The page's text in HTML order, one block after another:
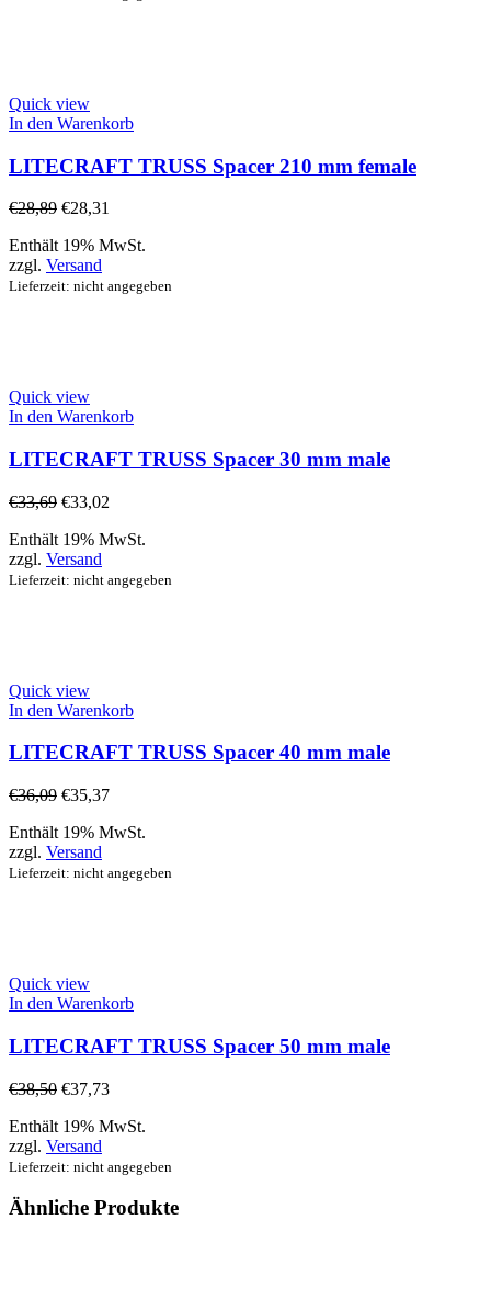
Quick view
In den Warenkorb
LITECRAFT TRUSS Spacer 210 mm female
€28,89 €28,31
Enthält 19% MwSt.
zzgl. Versand
Lieferzeit: nicht angegeben
Quick view
In den Warenkorb
LITECRAFT TRUSS Spacer 30 mm male
€33,69 €33,02
Enthält 19% MwSt.
zzgl. Versand
Lieferzeit: nicht angegeben
Quick view
In den Warenkorb
LITECRAFT TRUSS Spacer 40 mm male
€36,09 €35,37
Enthält 19% MwSt.
zzgl. Versand
Lieferzeit: nicht angegeben
Quick view
In den Warenkorb
LITECRAFT TRUSS Spacer 50 mm male
€38,50 €37,73
Enthält 19% MwSt.
zzgl. Versand
Lieferzeit: nicht angegeben
Ähnliche Produkte